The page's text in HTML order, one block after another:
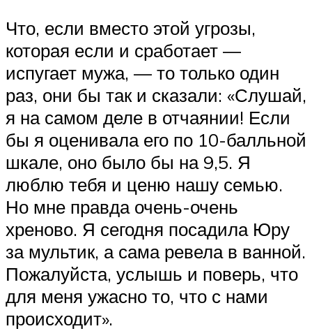
Что, если вместо этой угрозы,
которая если и сработает —
испугает мужа, — то только один
раз, они бы так и сказали: «Слушай,
я на самом деле в отчаянии! Если
бы я оценивала его по 10-балльной
шкале, оно было бы на 9,5. Я
люблю тебя и ценю нашу семью.
Но мне правда очень-очень
хреново. Я сегодня посадила Юру
за мультик, а сама ревела в ванной.
Пожалуйста, услышь и поверь, что
для меня ужасно то, что с нами
происходит».